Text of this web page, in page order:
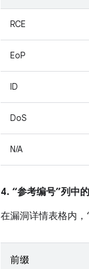
RCE
EoP
ID
DoS
N/A
4. “参考编号”列中
在漏洞详情表格内
前缀